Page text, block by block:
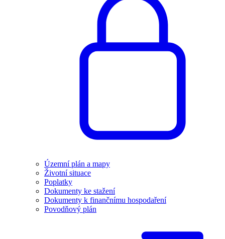
Územní plán a mapy
Životní situace
Poplatky
Dokumenty ke stažení
Dokumenty k finančnímu hospodaření
Povodňový plán